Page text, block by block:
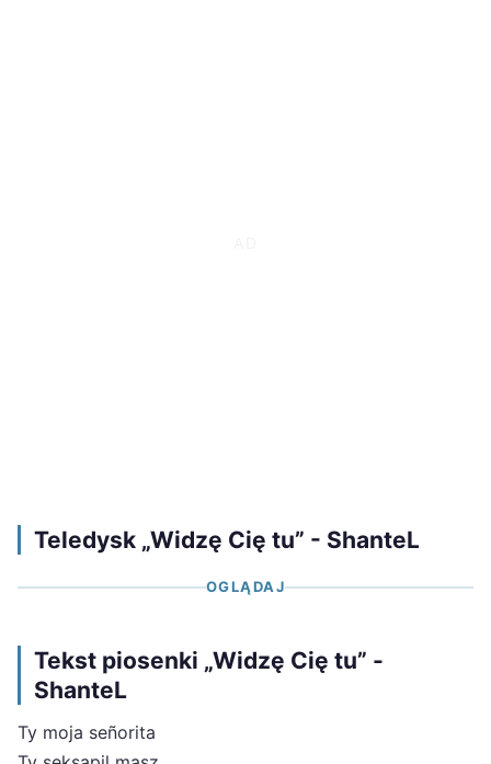
Teledysk „Widzę Cię tu” - ShanteL
OGLĄDAJ
Tekst piosenki „Widzę Cię tu” -
ShanteL
Ty moja señorita